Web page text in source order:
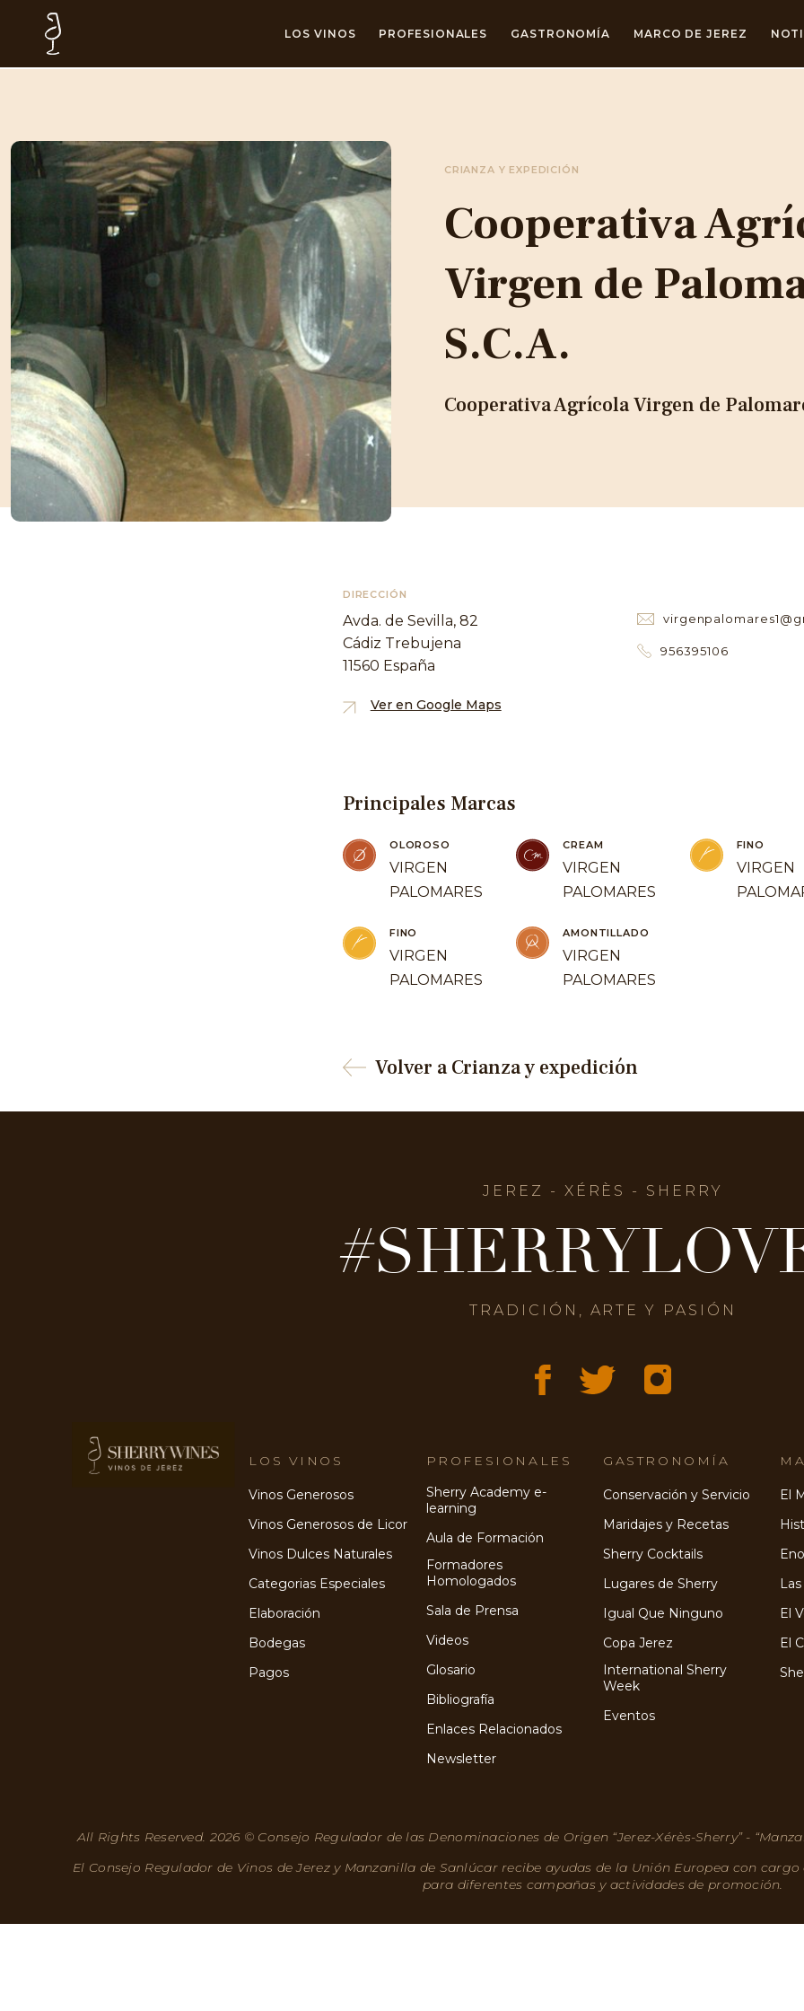
LOS VINOS PROFESIONALES GASTRONOMÍA MARCO DE JEREZ
CRIANZA Y EXPEDICIÓN
Cooperativa
Virgen de
S.C.A.
Cooperativa Agrícola Virgen de
DIRECCIÓN
Avda. de Sevilla, 82
Cádiz Trebujena
11560 España
Ver en Google Maps
956395106
Principales Marcas
OLOROSO
VIRGEN
PALOMARES
CREAM
VIRGEN
PALOMARES
FINO
VIRGEN
FINO
VIRGEN
PALOMARES
AMONTILLADO
VIRGEN
PALOMARES
Volver a Crianza y expedición
JEREZ - XÉRÈS - SHERRY
TRADICIÓN, ARTE Y PASIÓN
LOS VINOS
Vinos Generosos
Vinos Generosos de Licor
Vinos Dulces Naturales
Categorias Especiales
Elaboración
Bodegas
Pagos
PROFESIONALES
Sherry Academy e-
learning
Aula de Formación
Formadores
Homologados
Sala de Prensa
Videos
Glosario
Bibliografía
Enlaces Relacionados
Newsletter
GASTRONOMÍA
Conservación y Servicio
Maridajes y Recetas
Sherry Cocktails
Lugares de Sherry
Igual Que Ninguno
Copa Jerez
International Sherry
Week
Eventos
El
El
El
All Rights Reserved. 2026 © Consejo Regulador de las Denominaciones de Origen “Jerez-Xérès-Sherry” -
El Consejo Regulador de Vinos de Jerez y Manzanilla de Sanlúcar recibe ayudas de la Unión Europea con
para diferentes campañas y actividades de promoción.